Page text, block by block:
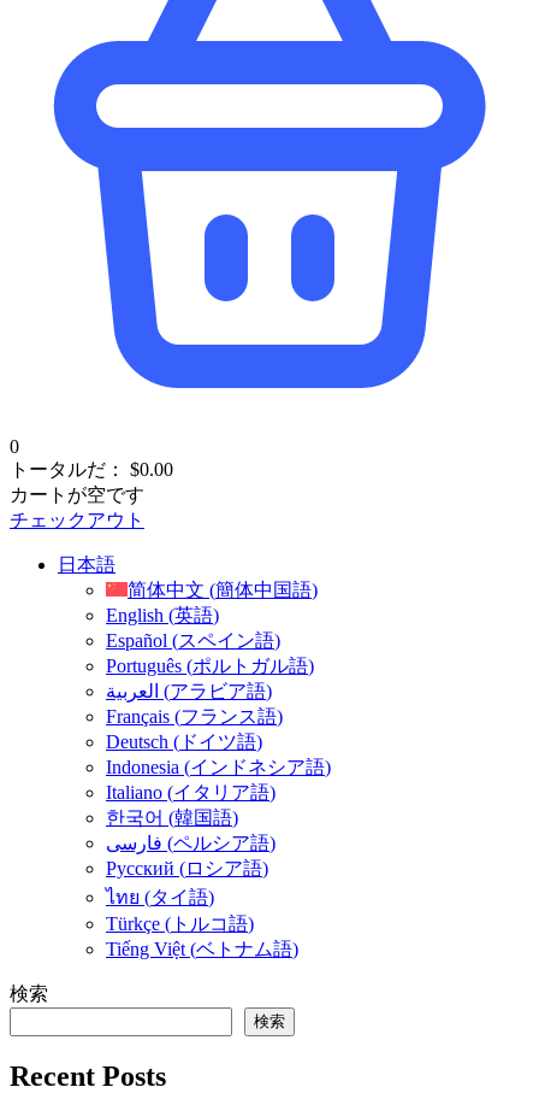
0
トータルだ： $0.00
カートが空です
チェックアウト
日本語
简体中文 (簡体中国語)
English (英語)
Español (スペイン語)
Português (ポルトガル語)
العربية (アラビア語)
Français (フランス語)
Deutsch ( ドイツ語)
Indonesia (インドネシア語)
Italiano (イタリア語)
한국어 (韓国語)
فارسی (ペルシア語)
Русский (ロシア語)
ไทย (タイ語)
Türkçe ( トルコ語)
Tiếng Việt (ベトナム語)
検索
検索
Recent Posts